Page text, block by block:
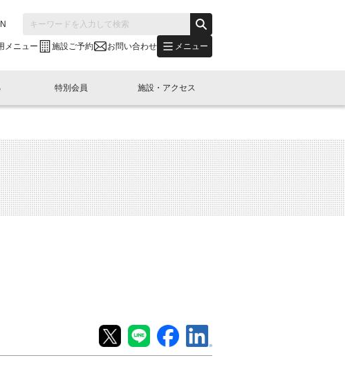
メニュー 施設ご予約 お問い合わせ メニュー
特別会員開催
出展・参加
What's "LINK-BioBAY TOKYO"？
会報誌 (News Letter)
日本橋コラム
ニュース・事業紹介
イベント
What’s LINK-J WEST
事業内容
GTB日本橋エリアについて
特別会員
入会申し込み
施設・アクセス
施設ご予約